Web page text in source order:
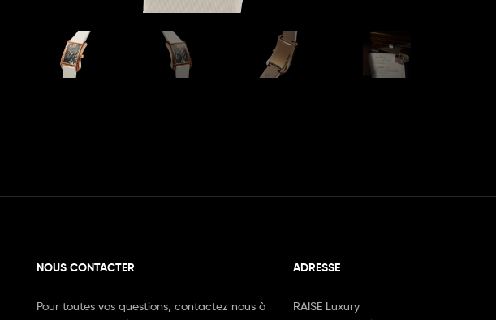
NOUS CONTACTER
Pour toutes vos questions, contactez nous à
ADRESSE
RAISE Luxury